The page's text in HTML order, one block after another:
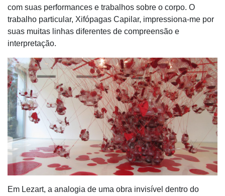
com suas performances e trabalhos sobre o corpo. O
trabalho particular, Xifópagas Capilar, impressiona-me por
suas muitas linhas diferentes de compreensão e
interpretação.
Em Lezart, a analogia de uma obra invisível dentro do